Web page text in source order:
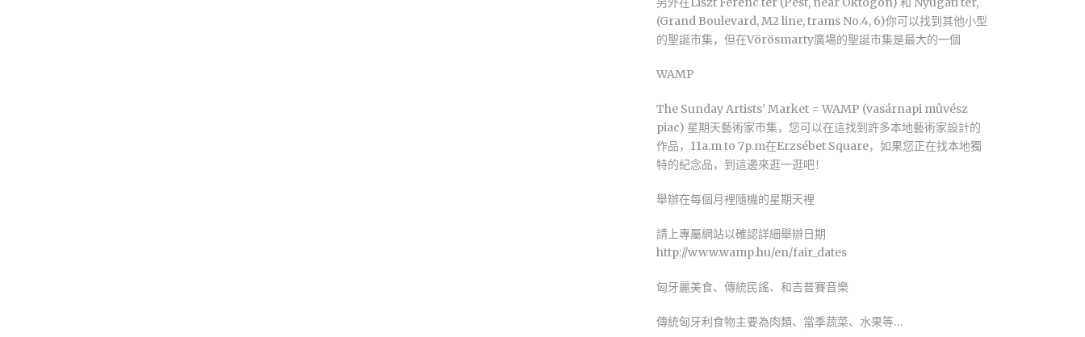
(Grand Boulevard, M2 line, trams No.4, 6)你可以找到其他小型
的聖誕市集，但在Vörösmarty廣場的聖誕市集是最大的一個
WAMP
The Sunday Artists’ Market = WAMP (vasárnapi mûvész
piac) 星期天藝術家市集，您可以在這找到許多本地藝術家設計的
作品，11a.m to 7p.m在Erzsébet Square，如果您正在找本地獨
特的紀念品，到這邊來逛一逛吧！
舉辦在每個月裡隨機的星期天裡
請上專屬網站以確認詳細舉辦日期
http://www.wamp.hu/en/fair_dates
匈牙麗美食、傳統民謠、和吉普賽音樂
傳統匈牙利食物主要為肉類、當季蔬菜、水果等…